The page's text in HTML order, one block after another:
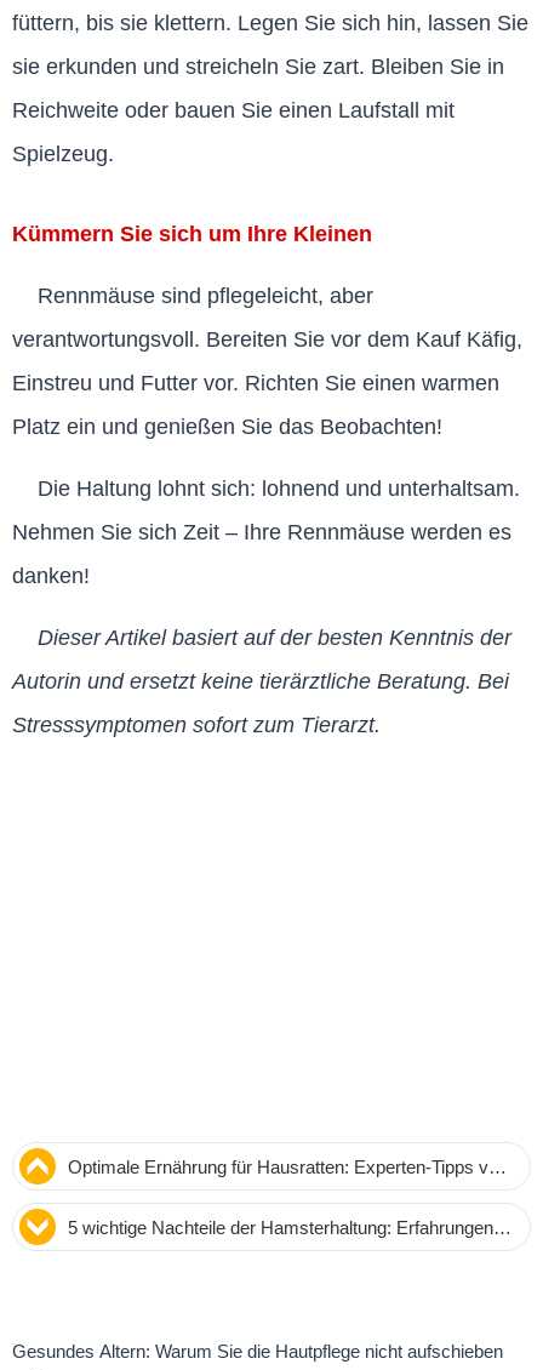
füttern, bis sie klettern. Legen Sie sich hin, lassen Sie
sie erkunden und streicheln Sie zart. Bleiben Sie in
Reichweite oder bauen Sie einen Laufstall mit
Spielzeug.
Kümmern Sie sich um Ihre Kleinen
Rennmäuse sind pflegeleicht, aber
verantwortungsvoll. Bereiten Sie vor dem Kauf Käfig,
Einstreu und Futter vor. Richten Sie einen warmen
Platz ein und genießen Sie das Beobachten!
Die Haltung lohnt sich: lohnend und unterhaltsam.
Nehmen Sie sich Zeit – Ihre Rennmäuse werden es
danken!
Dieser Artikel basiert auf der besten Kenntnis der
Autorin und ersetzt keine tierärztliche Beratung. Bei
Stresssymptomen sofort zum Tierarzt.
Optimale Ernährung für Hausratten: Experten-Tipps von
Jessica, der erfahrenen Rattenhalterin
5 wichtige Nachteile der Hamsterhaltung: Erfahrungen
eines langjährigen Hamsterbesitzers
Gesundes Altern: Warum Sie die Hautpflege nicht aufschieben